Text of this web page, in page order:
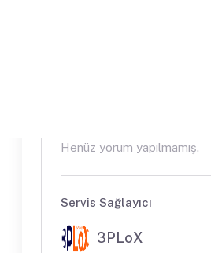
Henüz yorum yapılmamış.
Servis Sağlayıcı
3PLoX